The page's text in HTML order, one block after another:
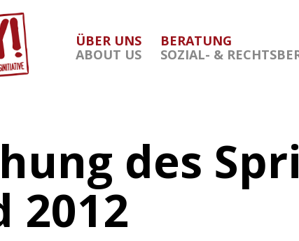
ÜBER UNS
ABOUT US
BERATUNG
SOZIAL- &
des
2012